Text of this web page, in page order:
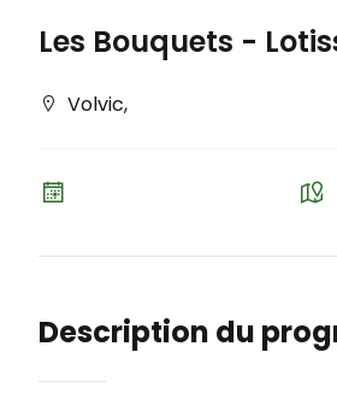
Les Bouquets -
Volvic,
Description du